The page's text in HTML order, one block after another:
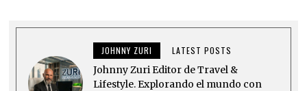
JOHNNY ZURI LATEST POSTS
Johnny Zuri Editor de Travel &
Lifestyle. Explorando el mundo con